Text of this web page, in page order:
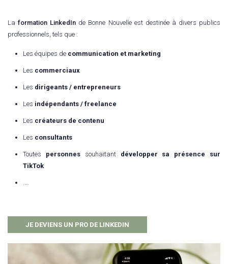
Laformation LinkedIn de Bonne Nouvelle est destinée à divers publics
professionnels, tels que :
Les équipes de communication et marketing
Les commerciaux
Les dirigeants / entrepreneurs
Les indépendants / freelance
Les créateurs de contenu
Les consultants
Toutes personnessouhaitant développer sa présence sur
TikTok
JE DEVIENS UN PRO DE LINKEDIN